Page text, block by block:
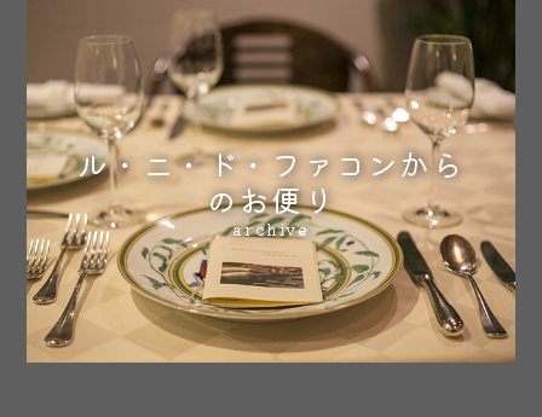
ル・ニ・ド・ファコンから
のお便り
archive